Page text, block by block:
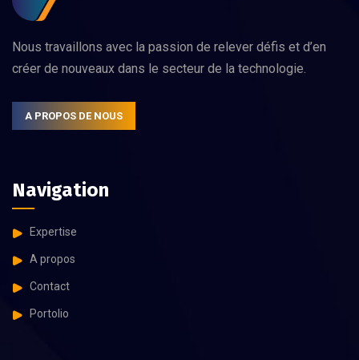
Nous travaillons avec la passion de relever défis et d’en
créer de nouveaux dans le secteur de la technologie.
A PROPOS DE NOUS
Navigation
Expertise
A propos
Contact
Portolio